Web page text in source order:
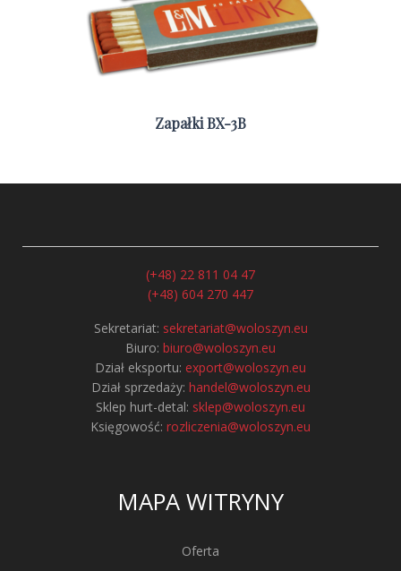
Zapałki BX-3B
(+48) 22 811 04 47
(+48) 604 270 447
Sekretariat: sekretariat@woloszyn.eu
Biuro: biuro@woloszyn.eu
Dział eksportu: export@woloszyn.eu
Dział sprzedaży: handel@woloszyn.eu
Sklep hurt-detal: sklep@woloszyn.eu
Księgowość: rozliczenia@woloszyn.eu
MAPA WITRYNY
Oferta